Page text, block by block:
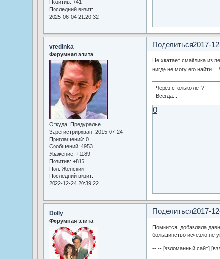
Позитив: +41
Последний визит:
2025-06-04 21:20:32
Поделиться2017-
vredinka
Форумная элита
Откуда: Предуралье
Зарегистрирован: 2015-07-24
Приглашений: 0
Сообщений: 4953
Уважение: +1189
Позитив: +816
Пол: Женский
Последний визит:
2022-12-24 20:39:22
Не хватает смайлика из
нигде не могу его найти...
- Через столько лет?
- Всегда...
0
Поделиться2017-
Dolly
Форумная элита
Помнится, добавляла
большинство исчезло,не
-- -- [взломанный сайт]